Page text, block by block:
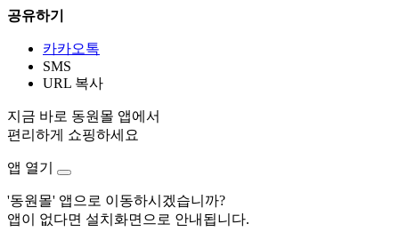
공유하기
카카오톡
SMS
URL 복사
지금 바로 동원몰 앱에서
편리하게 쇼핑하세요
앱 열기
'동원몰' 앱으로 이동하시겠습니까?
앱이 없다면 설치화면으로 안내됩니다.